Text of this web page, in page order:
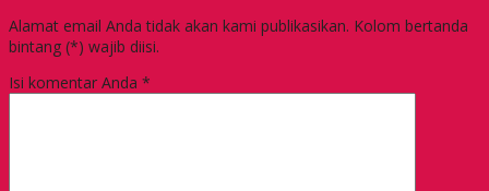
Alamat email Anda tidak akan kami publikasikan. Kolom bertanda
bintang (*) wajib diisi.
Isi komentar Anda *